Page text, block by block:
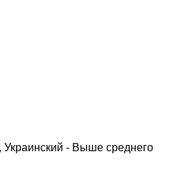
- Выше среднего